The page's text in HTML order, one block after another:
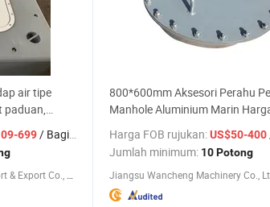
air tipe
paduan,
699/ Bagian
800*600mm Aksesori Perahu
Manhole Aluminium Marin
Harga FOB rujukan:US$50-400
Jumlah minimum: 10 Potong
Jiangsu Wancheng Machinery Co.,